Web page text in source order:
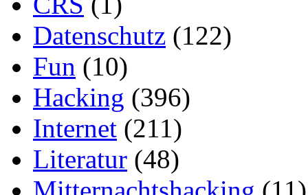
Datenschutz (122)
Fun (10)
Hacking (396)
Internet (211)
Literatur (48)